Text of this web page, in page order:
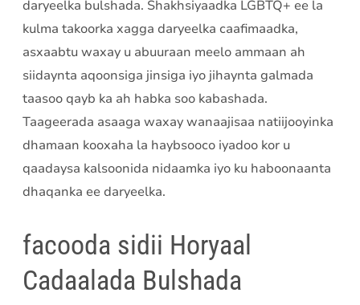
daryeelka bulshada. Shakhsiyaadka LGBTQ+ ee la
kulma takoorka xagga daryeelka caafimaadka,
asxaabtu waxay u abuuraan meelo ammaan ah
siidaynta aqoonsiga jinsiga iyo jihaynta galmada
taasoo qayb ka ah habka soo kabashada.
Taageerada asaaga waxay wanaajisaa natiijooyinka
dhamaan kooxaha la haybsooco iyadoo kor u
qaadaysa kalsoonida nidaamka iyo ku haboonaanta
dhaqanka ee daryeelka.
facooda sidii Horyaal
Cadaalada Bulshada